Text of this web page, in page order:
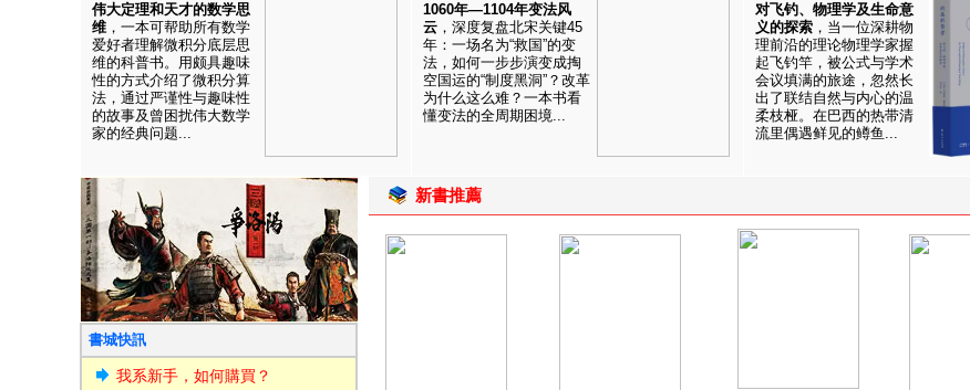
伟大定理和天才的数学思
维 ，一本可帮助所有数学
爱好者理解微积分底层思
维的科普书。用颇具趣味
性的方式介绍了微积分算
法，通过严谨性与趣味性
的故事及曾困扰伟大数学
家的经典问题...
1060年—1104年变法风
云 ，深度复盘北宋关键45
年：一场名为“救国”的变
法，如何一步步演变成掏
空国运的“制度黑洞”？改革
为什么这么难？一本书看
懂变法的全周期困境...
对飞钓、物理学及生命意
义的探索 ，当一位深耕物
理前沿的理论物理学家握
起飞钓竿，被公式与学术
会议填满的旅途，忽然长
出了联结自然与内心的温
柔枝桠。在巴西的热带清
流里偶遇鲜见的鳟鱼...
書城快訊
我系新手，如何購買？
新書推薦